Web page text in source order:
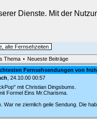
Dienste. Mit der
von
alte Fernsehzeiten
Thema • Neueste Beiträge
Fernsehsendungen von
, 24.10.00 00:57
mit Christian Dingsbums.
Formel Eins Mr.Charisma.
War ne ziemlich geile Sendung. Die